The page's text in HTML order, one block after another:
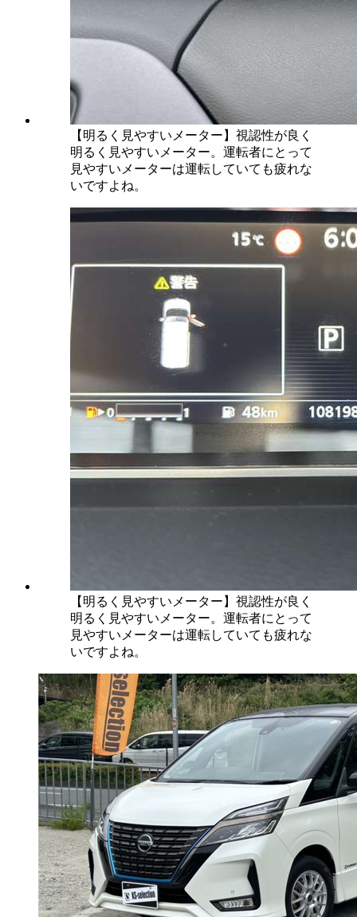
【明るく見やすいメーター】視認性が良く
明るく見やすいメーター。運転者にとって
見やすいメーターは運転していても疲れな
いですよね。
【明るく見やすいメーター】視認性が良く
明るく見やすいメーター。運転者にとって
見やすいメーターは運転していても疲れな
いですよね。